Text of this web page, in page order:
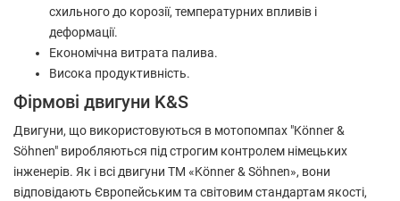
схильного до корозії, температурних впливів і
деформації.
Економічна витрата палива.
Висока продуктивність.
Фірмові двигуни K&S
Двигуни, що використовуються в мотопомпах "Könner &
Söhnen" виробляються під строгим контролем німецьких
інженерів. Як і всі двигуни ТМ «Könner & Söhnen», вони
відповідають Європейським та світовим стандартам якості,